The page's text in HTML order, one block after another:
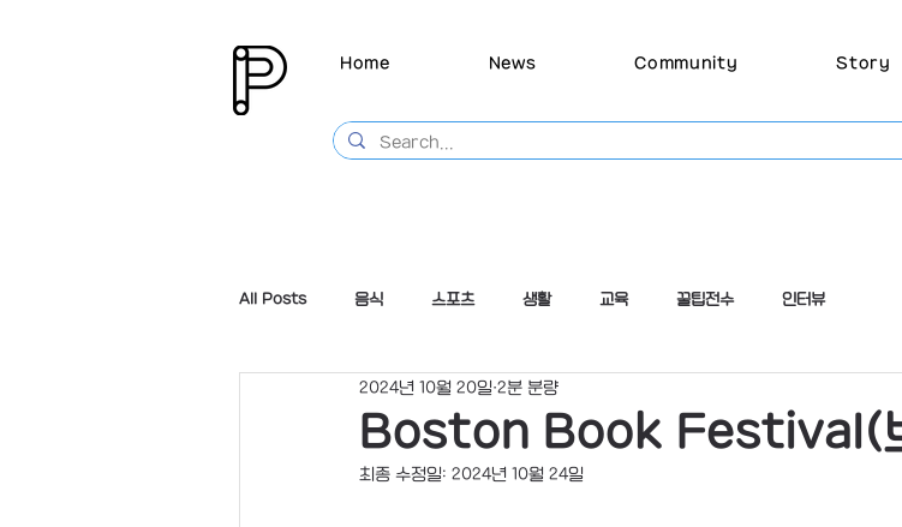
Home News Community Story
All Posts 음식 스포츠 생활 교육 꿀팁전수 인터뷰
Boston Book Festival(
2024년 10월 20일 2분 분량
최종 수정일: 2024년 10월 24일